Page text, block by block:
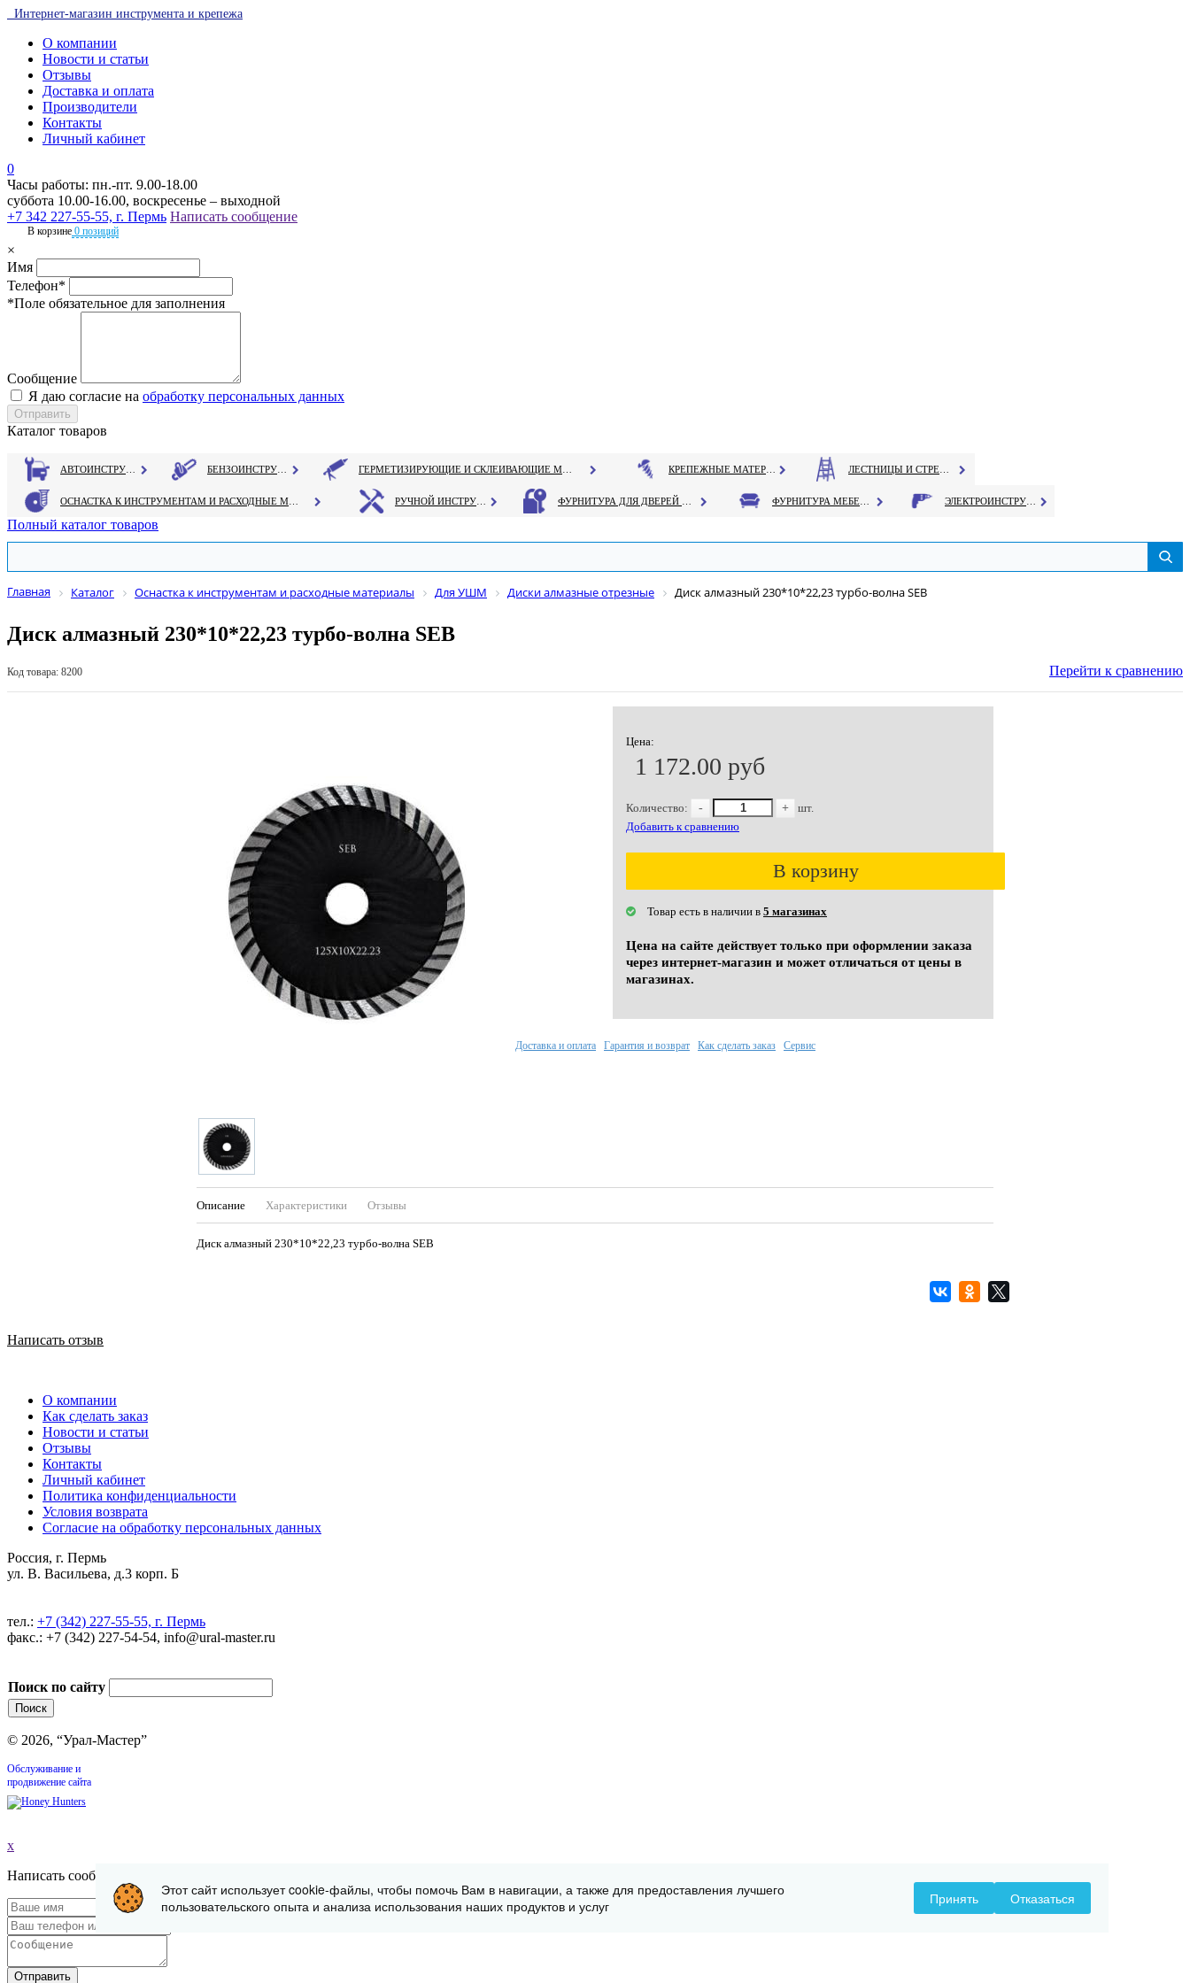
Интернет-магазин инструмента и крепежа
О компании
Новости и статьи
Отзывы
Доставка и оплата
Производители
Контакты
Личный кабинет
0
Часы работы: пн.-пт. 9.00-18.00
суббота 10.00-16.00, воскресенье – выходной
+7 342 227-55-55, г. Пермь Написать сообщение
В корзине 0 позиций
×
Имя
Телефон*
*Поле обязательное для заполнения
Сообщение
Я даю согласие на обработку персональных данных
Каталог товаров
Полный каталог товаров
Главная Каталог Оснастка к инструментам и расходные материалы Для УШМ Диски алмазные отрезные Диск алмазный 230*10*22,23 турбо-волна SEB
Диск алмазный 230*10*22,23 турбо-волна SEB
Код товара: 8200 Перейти к сравнению
Цена:
1 172.00 руб
Количество: - +
шт.
Добавить к сравнению
В корзину
Товар есть в наличии в 5 магазинах
Цена на сайте действует только при оформлении заказа
через интернет-магазин и может отличаться от цены в
магазинах.
Описание Характеристики Отзывы
Диск алмазный 230*10*22,23 турбо-волна SEB
Доставка и оплата Гарантия и возврат Как сделать заказ Сервис
Написать отзыв
О компании
Как сделать заказ
Новости и статьи
Отзывы
Контакты
Личный кабинет
Политика конфиденциальности
Условия возврата
Согласие на обработку персональных данных
Россия, г. Пермь
ул. В. Васильева, д.3 корп. Б
тел.: +7 (342) 227-55-55, г. Пермь
факс.: +7 (342) 227-54-54, info@ural-master.ru
Поиск по сайту
© 2026, “Урал-Мастер”
Обслуживание и
продвижение сайта
x
Написать сообщение
Отправить
Этот сайт использует cookie-файлы, чтобы помочь Вам в навигации, а также для предоставления лучшего
пользовательского опыта и анализа использования наших продуктов и услуг
Принять Отказаться